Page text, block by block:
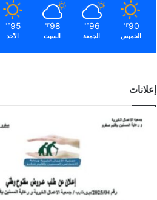
90
℉
الخميس
96
℉
الجمعة
98
℉
السبت
95
℉
الأحد
إعلانات